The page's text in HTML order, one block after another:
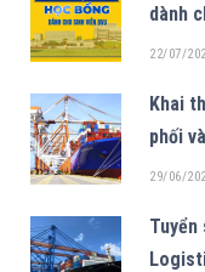
dành
22/07/
Khai
phối
29/06/
Tuyển